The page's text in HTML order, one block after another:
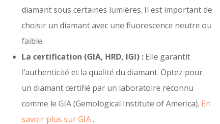
diamant sous certaines lumières. Il est important de
choisir un diamant avec une fluorescence neutre ou
faible.
La certification (GIA, HRD, IGI) : Elle garantit
l’authenticité et la qualité du diamant. Optez pour
un diamant certifié par un laboratoire reconnu
comme le GIA (Gemological Institute of America). En
savoir plus sur GIA.